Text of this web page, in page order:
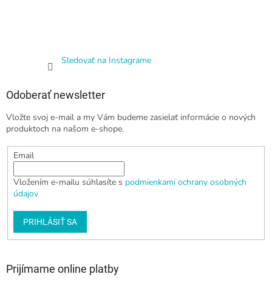
Sledovať na Instagrame
Odoberať newsletter
Vložte svoj e-mail a my Vám budeme zasielať informácie o nových
produktoch na našom e-shope.
Email
Vložením e-mailu súhlasíte s podmienkami ochrany osobných
údajov
PRIHLÁSIŤ SA
Prijímame online platby